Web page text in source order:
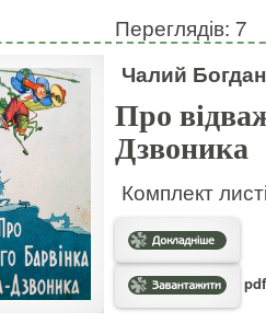
Переглядів: 7
Чалий
Про
Дзвоника
Комплект